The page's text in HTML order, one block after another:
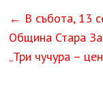
← В събота, 13
Община Стара
„Три чучура –